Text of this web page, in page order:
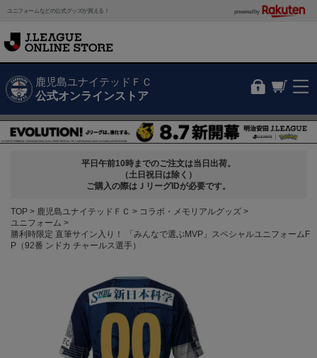
ユニフォームなどの公式グッズが買える！ powered by
鹿児島ユナイテッドＦＣ
公式オンラインストア
平日午前10時までのご注文は当日出荷。
（土日祝日は除く）
ご購入の際はＪリーグIDが必要です。
TOP 鹿児島ユナイテッドＦＣ
コラボ・メモリアルグッズ
ユニフォーム
勝利時限定 直筆サイン入り！ 「みんなで選ぶMVP」スペシャルユニフォームF
P（92番 ンドカ チャールス選手）